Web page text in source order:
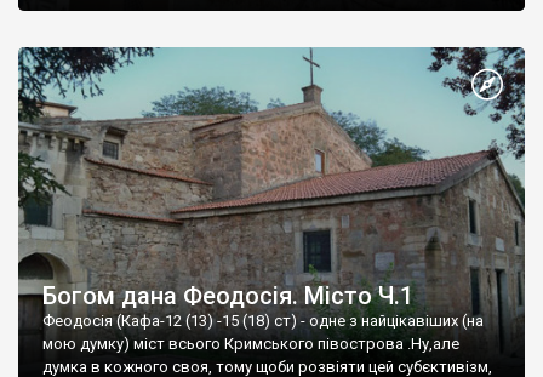
Богом дана Феодосія. Місто Ч.1
Феодосія (Кафа-12 (13) -15 (18) ст) - одне з найцікавіших (на
мою думку) міст всього Кримського півострова .Ну,але
думка в кожного своя, тому щоби розвіяти цей субєктивізм,